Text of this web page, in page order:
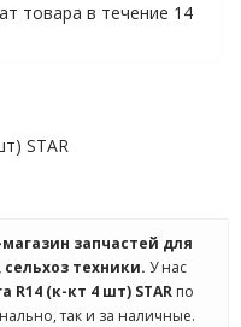
товара в течение 14
STAR
запчастей для
техники. У нас
R14 (к-кт 4 шт) STAR по
так и за наличные.